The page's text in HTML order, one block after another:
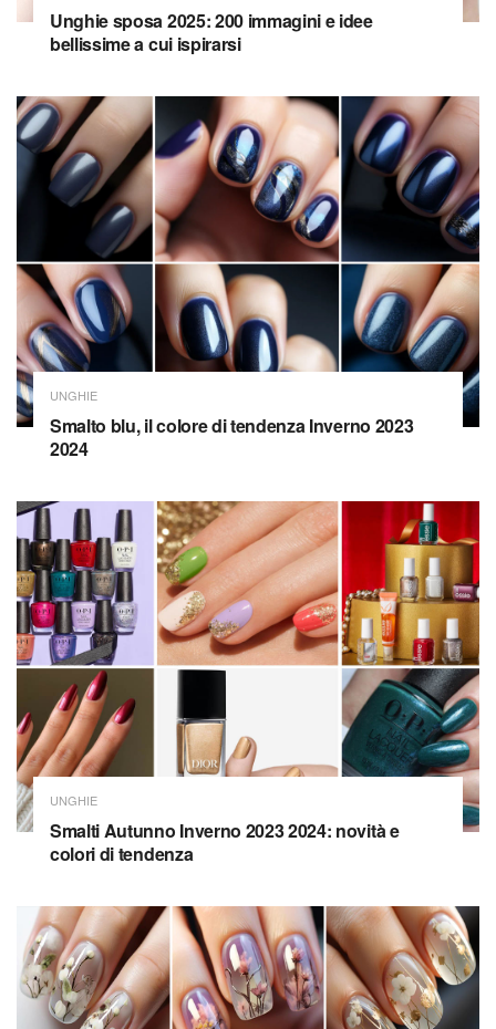
Unghie sposa 2025: 200 immagini e idee
bellissime a cui ispirarsi
UNGHIE
Smalto blu, il colore di tendenza Inverno 2023
2024
UNGHIE
Smalti Autunno Inverno 2023 2024: novità e
colori di tendenza